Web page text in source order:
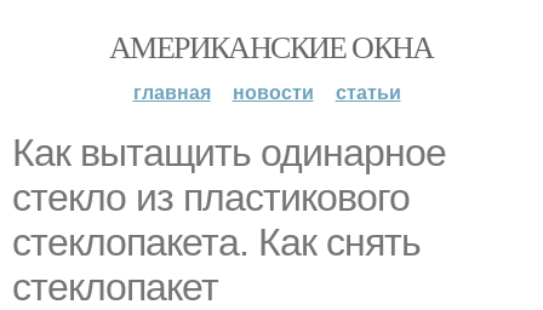
АМЕРИКАНСКИЕ ОКНА
главная новости статьи
Как вытащить одинарное
стекло из пластикового
стеклопакета. Как снять
стеклопакет